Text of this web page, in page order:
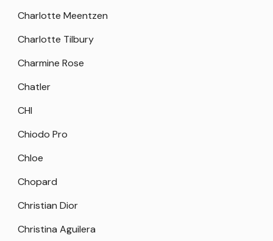
Charlotte Meentzen
Charlotte Tilbury
Charmine Rose
Chatler
CHI
Chiodo Pro
Chloe
Chopard
Christian Dior
Christina Aguilera